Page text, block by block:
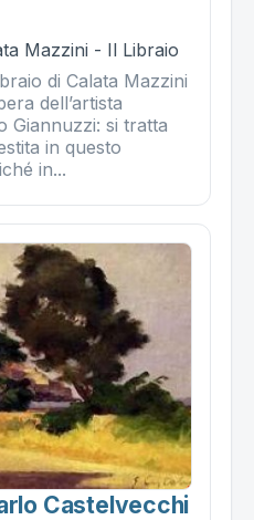
Mazzini - Il Libraio
di Calata Mazzini
dell’artista
Giannuzzi: si tratta
in questo
in...
Castelvecchi